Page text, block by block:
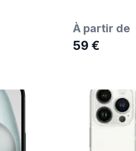
À partir de
59 €